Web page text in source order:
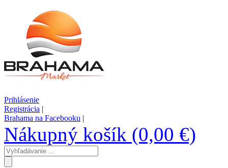
Prihlásenie
Registrácia |
Brahama na Facebooku |
Nákupný košík (0,00 €)